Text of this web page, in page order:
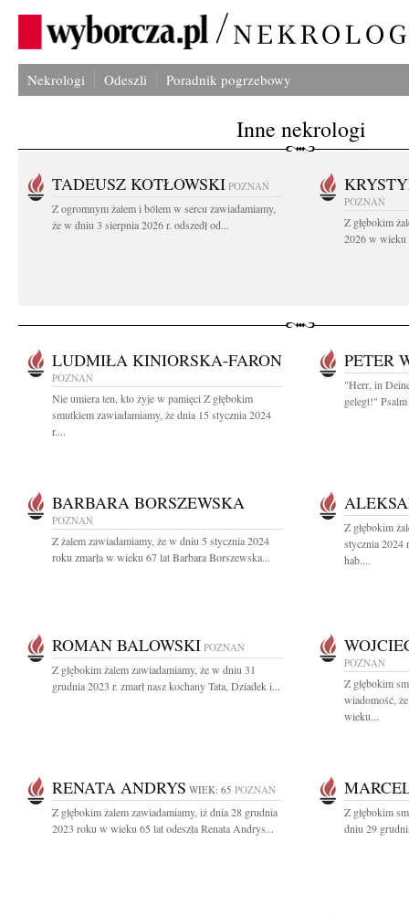
Nekrologi Odeszli Poradnik pogrzebowy
Inne nekrologi
TADEUSZ KOTŁOWSKI POZNAŃ
Z ogromnym żalem i bólem w sercu zawiadamiamy,
że w dniu 3 sierpnia 2026 r. odszedł od...
POZNAŃ
Z głębokim
2026 w wieku
LUDMIŁA KINIORSKA-FARON
POZNAŃ
Nie umiera ten, kto żyje w pamięci Z głębokim
smutkiem zawiadamiamy, że dnia 15 stycznia 2024
r....
PETER
"Herr, in
gelegt!"
BARBARA BORSZEWSKA
POZNAŃ
Z żalem zawiadamiamy, że w dniu 5 stycznia 2024
roku zmarła w wieku 67 lat Barbara Borszewska...
Z głębokim
stycznia 2024
hab....
ROMAN BALOWSKI POZNAŃ
Z głębokim żalem zawiadamiamy, że w dniu 31
grudnia 2023 r. zmarł nasz kochany Tata, Dziadek i...
POZNAŃ
Z głębokim
wiadomość,
wieku...
RENATA ANDRYS WIEK: 65 POZNAŃ
Z głębokim żalem zawiadamiamy, iż dnia 28 grudnia
2023 roku w wieku 65 lat odeszła Renata Andrys...
Z głębokim
dniu 29